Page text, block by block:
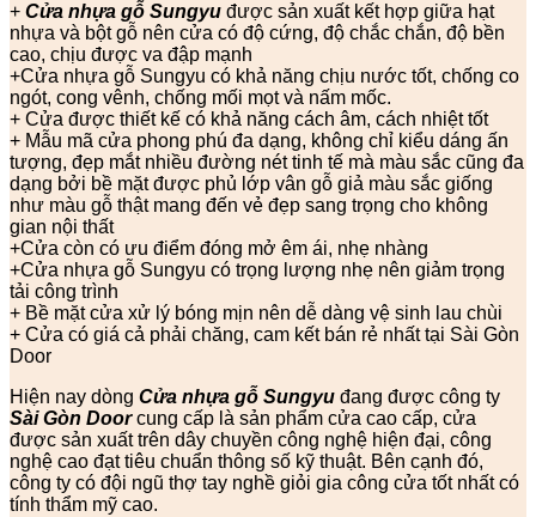
+ Cửa nhựa gỗ Sungyu được sản xuất kết hợp giữa hạt
nhựa và bột gỗ nên cửa có độ cứng, độ chắc chắn, độ bền
cao, chịu được va đập mạnh
+Cửa nhựa gỗ Sungyu có khả năng chịu nước tốt, chống co
ngót, cong vênh, chống mối mọt và nấm mốc.
+ Cửa được thiết kế có khả năng cách âm, cách nhiệt tốt
+ Mẫu mã cửa phong phú đa dạng, không chỉ kiểu dáng ấn
tượng, đẹp mắt nhiều đường nét tinh tế mà màu sắc cũng đa
dạng bởi bề mặt được phủ lớp vân gỗ giả màu sắc giống
như màu gỗ thật mang đến vẻ đẹp sang trọng cho không
gian nội thất
+Cửa còn có ưu điểm đóng mở êm ái, nhẹ nhàng
+Cửa nhựa gỗ Sungyu có trọng lượng nhẹ nên giảm trọng
tải công trình
+ Bề mặt cửa xử lý bóng mịn nên dễ dàng vệ sinh lau chùi
+ Cửa có giá cả phải chăng, cam kết bán rẻ nhất tại Sài Gòn
Door
Hiện nay dòng Cửa nhựa gỗ Sungyu đang được công ty
Sài Gòn Doorcung cấp là sản phẩm cửa cao cấp, cửa
được sản xuất trên dây chuyền công nghệ hiện đại, công
nghệ cao đạt tiêu chuẩn thông số kỹ thuật. Bên cạnh đó,
công ty có đội ngũ thợ tay nghề giỏi gia công cửa tốt nhất có
tính thẩm mỹ cao.